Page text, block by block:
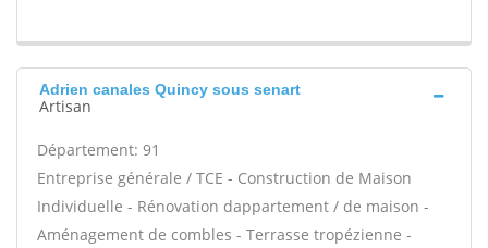
Adrien canales Quincy sous senart
Artisan
Département: 91
Entreprise générale / TCE - Construction de Maison
Individuelle - Rénovation dappartement / de maison -
Aménagement de combles - Terrasse tropézienne -